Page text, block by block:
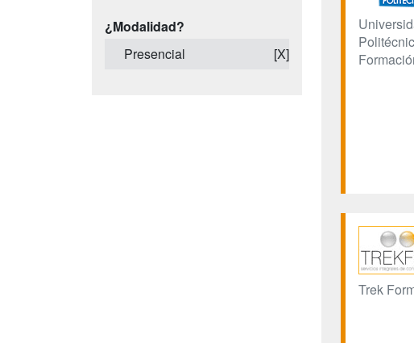
¿Modalidad?
Presencial
[X]
Trek